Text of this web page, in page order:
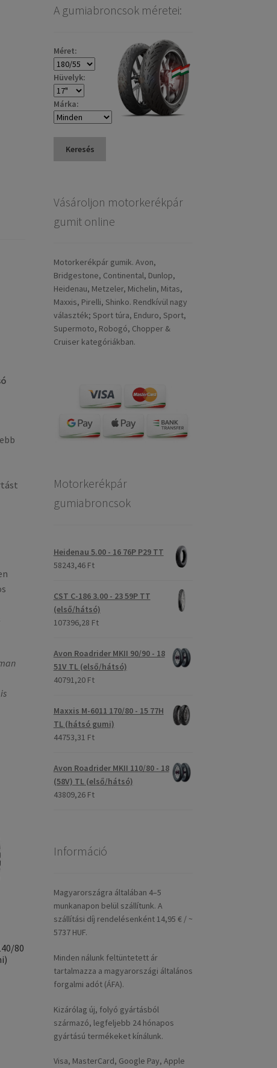
80
A gumiabroncsok méretei:
Méret:
Hüvelyk:
Márka:
Keresés
Vásároljon motorkerékpár
gumit online
Motorkerékpár gumik. Avon,
Bridgestone, Continental, Dunlop,
Heidenau, Metzeler, Michelin, Mitas,
Maxxis, Pirelli, Shinko. Rendkívül nagy
választék; Sport túra, Enduro, Sport,
Supermoto, Robogó, Chopper &
Cruiser kategóriákban.
Motorkerékpár
gumiabroncsok
Heidenau 5.00 - 16 76P P29 TT
58243,46 Ft
CST C-186 3.00 - 23 59P TT
(első/hátsó)
107396,28 Ft
Avon Roadrider MKII 90/90 - 18
51V TL (első/hátsó)
40791,20 Ft
Maxxis M-6011 170/80 - 15 77H
TL (hátsó gumi)
44753,31 Ft
Avon Roadrider MKII 110/80 - 18
(58V) TL (első/hátsó)
43809,26 Ft
Információ
Magyarországra általában 4–5
munkanapon belül szállítunk. A
szállítási díj rendelésenként 14,95 € / ~
5737 HUF.
Minden nálunk feltüntetett ár
tartalmazza a magyarországi általános
forgalmi adót (ÁFA).
Kizárólag új, folyó gyártásból
származó, legfeljebb 24 hónapos
gyártású termékeket kínálunk.
Visa, MasterCard, Google Pay, Apple